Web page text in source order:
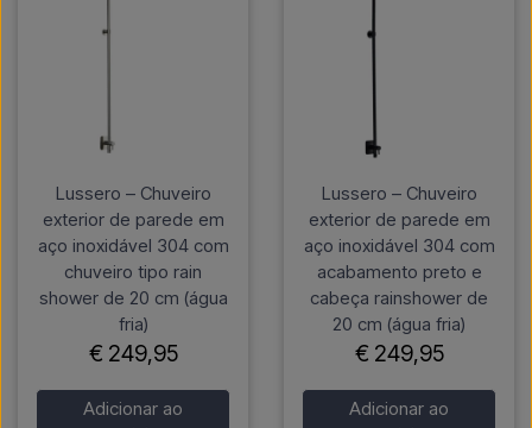
Lussero – Chuveiro
exterior de parede em
aço inoxidável 304 com
chuveiro tipo rain
shower de 20 cm (água
fria)
€ 249,95
Adicionar ao
Lussero – Chuveiro
exterior de parede em
aço inoxidável 304 com
acabamento preto e
cabeça rainshower de
20 cm (água fria)
€ 249,95
Adicionar ao